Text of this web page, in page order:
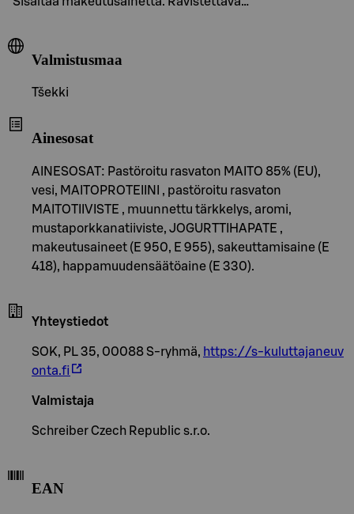
Valmistusmaa
Tšekki
Ainesosat
AINESOSAT: Pastöroitu rasvaton MAITO 85% (EU),
vesi, MAITOPROTEIINI , pastöroitu rasvaton
MAITOTIIVISTE , muunnettu tärkkelys, aromi,
mustaporkkanatiiviste, JOGURTTIHAPATE ,
makeutusaineet (E 950, E 955), sakeuttamisaine (E
418), happamuudensäätöaine (E 330).
Yhteystiedot
SOK, PL 35, 00088 S-ryhmä, https://s-kuluttajaneuv
onta.fi
Valmistaja
Schreiber Czech Republic s.r.o.
EAN